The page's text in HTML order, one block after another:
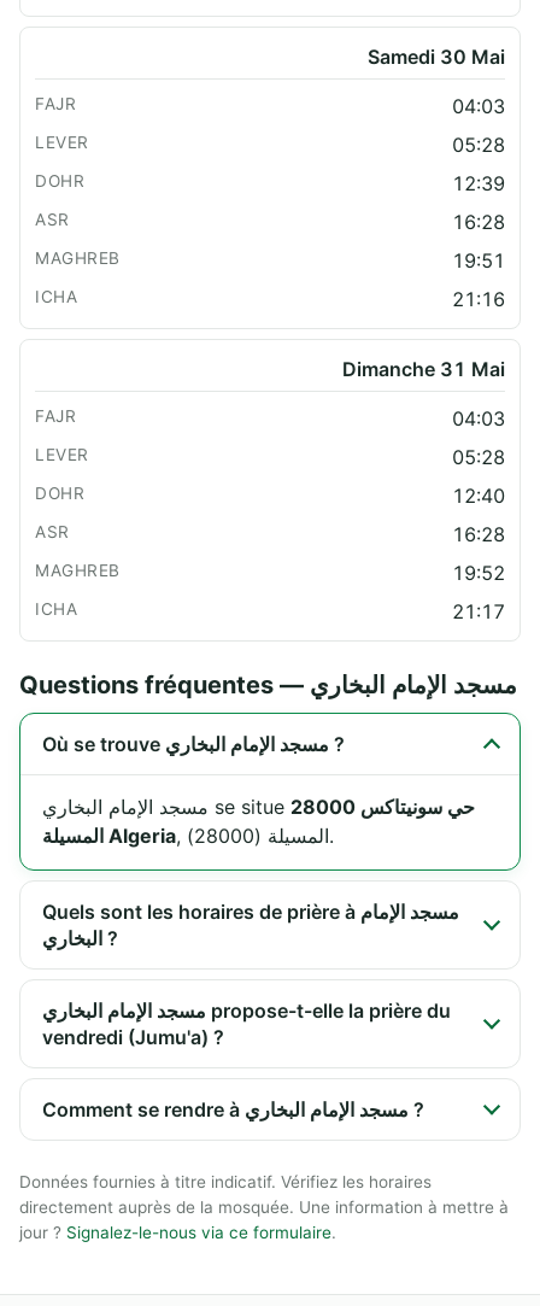
Samedi 30 Mai
04:03
05:28
12:39
16:28
19:51
21:16
Dimanche 31 Mai
04:03
05:28
12:40
16:28
19:52
21:17
Questions fréquentes — مسجد الإمام البخاري
Où se trouve مسجد الإمام البخاري ?
مسجد الإمام البخاري se situe حي سونيتاكس 28000
المسيلة Algeria
, المسيلة (28000).
Quels sont les horaires de prière à مسجد الإمام
البخاري ?
مسجد الإمام البخاري propose-t-elle la prière du
vendredi (Jumu'a) ?
Comment se rendre à مسجد الإمام البخاري ?
Données fournies à titre indicatif. Vérifiez les horaires
directement auprès de la mosquée. Une information à mettre à
jour ? Signalez-le-nous via ce formulaire.